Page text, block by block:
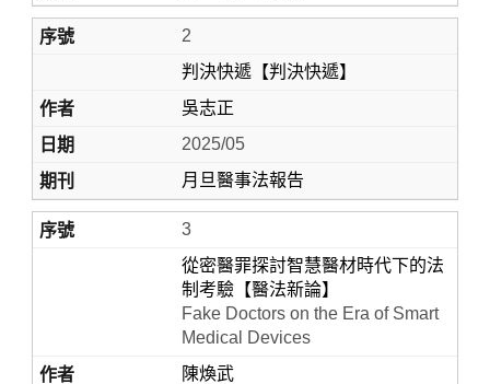
Home
2
判決快遞【判決快遞】
吳志正
2025/05
月旦醫事法報告
3
從密醫罪探討智慧醫材時代下的法
制考驗【醫法新論】
Fake Doctors on the Era of Smart
Medical Devices
陳煥武